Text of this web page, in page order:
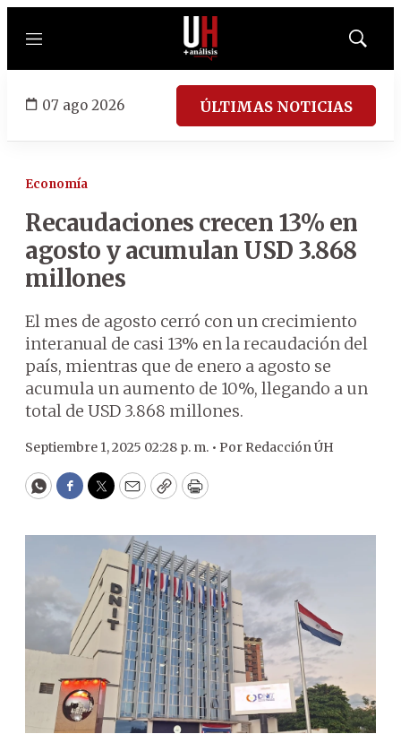
Menú
Mostrar
07 ago 2026 ÚLTIMAS NOTICIAS
Economía
Recaudaciones crecen 13% en
agosto y acumulan USD 3.868
millones
El mes de agosto cerró con un crecimiento
interanual de casi 13% en la recaudación del
país, mientras que de enero a agosto se
acumula un aumento de 10%, llegando a un
total de USD 3.868 millones.
Septiembre 1, 2025 02:28 p. m. • Por Redacción ÚH
WhatsApp
Facebook
Twitter
EmailCopyPrint